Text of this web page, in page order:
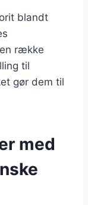
blandt
række
til
gør dem til
med